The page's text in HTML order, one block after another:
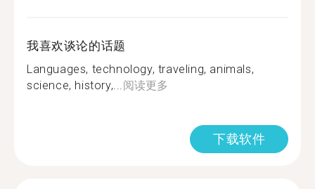
我喜欢谈论的话题
Languages, technology, traveling, animals,
science, history,...阅读更多
下载软件